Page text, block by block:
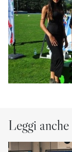
Leggi anche